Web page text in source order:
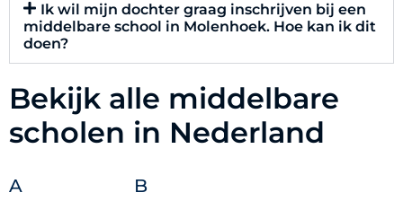
Ik wil mijn dochter graag inschrijven bij een
middelbare school in Molenhoek. Hoe kan ik dit
doen?
Bekijk alle middelbare
scholen in Nederland
A B